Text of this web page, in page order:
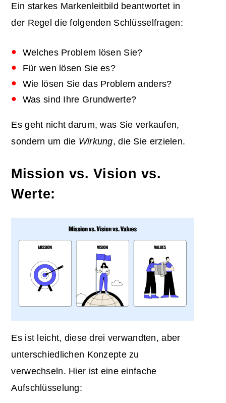
Ein starkes Markenleitbild beantwortet in
der Regel die folgenden Schlüsselfragen:
Welches Problem lösen Sie?
Für wen lösen Sie es?
Wie lösen Sie das Problem anders?
Was sind Ihre Grundwerte?
Es geht nicht darum, was Sie verkaufen,
sondern um die Wirkung, die Sie erzielen.
Mission vs. Vision vs.
Werte:
Es ist leicht, diese drei verwandten, aber
unterschiedlichen Konzepte zu
verwechseln. Hier ist eine einfache
Aufschlüsselung: